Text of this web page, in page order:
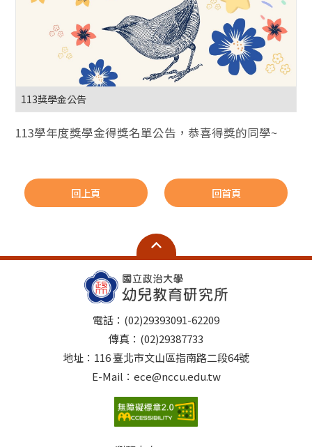
113獎學金公告
113學年度獎學金得獎名單公告，恭喜得獎的同學~
回上頁 回首頁
電話：(02)29393091-62209
傳真：(02)29387733
地址：116 臺北市文山區指南路二段64號
E-Mail：ece@nccu.edu.tw